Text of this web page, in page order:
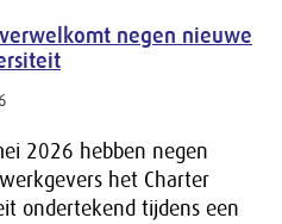
negen nieuwe
2026 hebben negen
het Charter
ondertekend tijdens een